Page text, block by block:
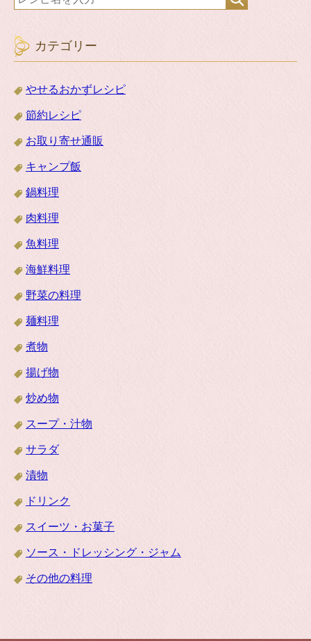
カテゴリー
やせるおかずレシピ
節約レシピ
お取り寄せ通販
キャンプ飯
鍋料理
肉料理
魚料理
海鮮料理
野菜の料理
麺料理
煮物
揚げ物
炒め物
スープ・汁物
サラダ
漬物
ドリンク
スイーツ・お菓子
ソース・ドレッシング・ジャム
その他の料理